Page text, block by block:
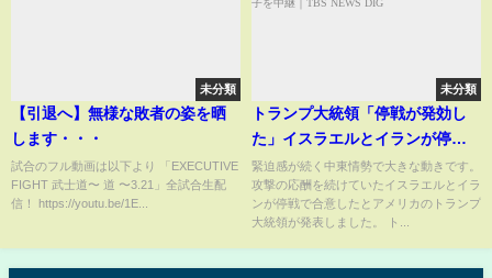
未分類
【引退へ】無様な敗者の姿を晒
します・・・
試合のフル動画は以下より 「EXECUTIVE
FIGHT 武士道〜 道 〜3.21」全試合生配
信！ https://youtu.be/1E...
未分類
トランプ大統領「停戦が発効し
た」イスラエルとイランが停戦
で合意 イラン国境の様子を中
継｜TBS NEWS DIG
緊迫感が続く中東情勢で大きな動きです。
攻撃の応酬を続けていたイスラエルとイラ
ンが停戦で合意したとアメリカのトランプ
大統領が発表しました。 ト...